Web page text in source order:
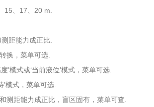
15、17、20 m.
距能力成正比.
换，菜单可选.
模式或‘当前液位’模式，菜单可选.
’模式，菜单可选.
距能力成正比，盲区固有，菜单可查.